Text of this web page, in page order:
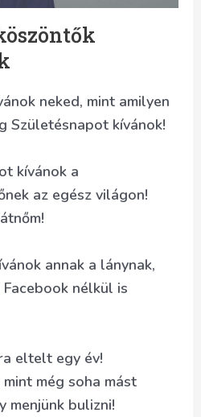
neked, mint amilyen
Születésnapot kívánok!
kívánok a
az egész világon!
annak a lánynak,
nélkül is
eltelt egy év!
még soha mást
menjünk bulizni!